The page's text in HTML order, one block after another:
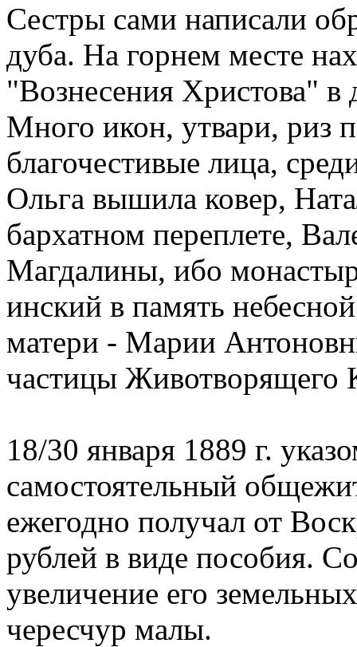
Сестры сами написали
дуба. На горнем месте
"Вознесения Христова" в
Много икон, утвари, риз
благочестивые лица,
Ольга вышила ковер,
бархатном переплете,
Магдалины, ибо
инский в память
матери - Марии
частицы Животворящего
18/30 января 1889 г.
самостоятельный
ежегодно получал от
рублей в виде пособия.
увеличение его
чересчур малы.